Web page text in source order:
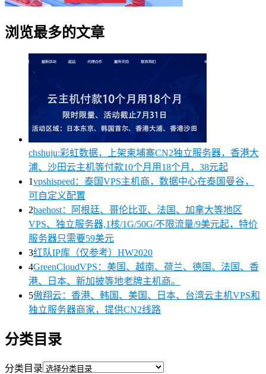
浏览最多的文章
chshuju:彩虹数据，上架柬埔寨CN2独立服务器，香港大
浦、沙田云主机等付款10个月用18个月，38元起
1vpshispeed：泰国VPS主机商，数据中心在泰国曼谷，
可自定义配置
2baehost：阿根廷、哥伦比亚、法国、加拿大等地区
VPS、独立服务器,1核/1G/50G/不限流量/9美元起，特价
服务器只需要59美元
3红队IP库（仅参考）HW2020
4GreenCloudVPS：美国、越南、荷兰、德国、法国、香
港、日本、新加披等地老牌主机商。
5傲翔云：香港、韩国、美国、日本、台湾云主机VPS和
独立服务器商家，提供CN2线路
分类目录
分类目录